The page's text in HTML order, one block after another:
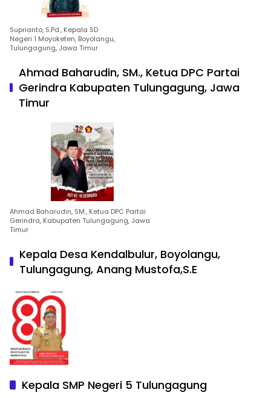
Suprianto, S.Pd., Kepala SD
Negeri 1 Moyoketen, Boyolangu,
Tulungagung, Jawa Timur
Ahmad Baharudin, SM., Ketua DPC Partai
Gerindra Kabupaten Tulungagung, Jawa
Timur
Ahmad Baharudin, SM., Ketua DPC Partai
Gerindra, Kabupaten Tulungagung, Jawa
Timur
Kepala Desa Kendalbulur, Boyolangu,
Tulungagung, Anang Mustofa,S.E
Kepala SMP Negeri 5 Tulungagung